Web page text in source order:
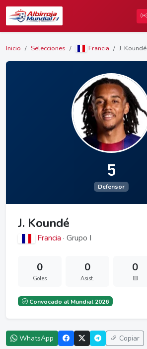
Inicio Selecciones Francia J. Koundé
5
Defensor
J. Koundé
Francia · Grupo I
0
Goles
0
Asist.
0
🟨
Convocado al Mundial 2026
WhatsApp Copiar